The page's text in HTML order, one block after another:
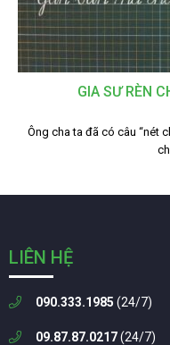
GIA SƯ RÈN
Ông cha ta đã có câu “nét
LIÊN HỆ
090.333.1985 (24/7)
09.87.87.0217(24/7)